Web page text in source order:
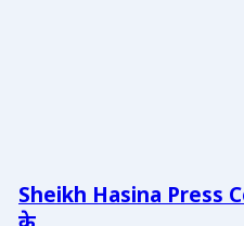
Sheikh Hasina Press